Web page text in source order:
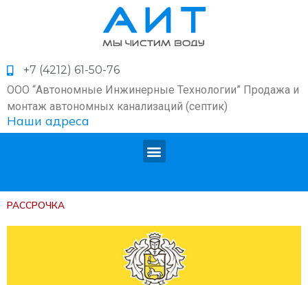
+7 (4212) 61-50-76
ООО “Автономные Инжинерные Технологии” Продажа и
монтаж автономных канализаций (септик)
Наши адреса
РАССРОЧКА